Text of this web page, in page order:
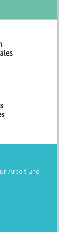
Arbeit und